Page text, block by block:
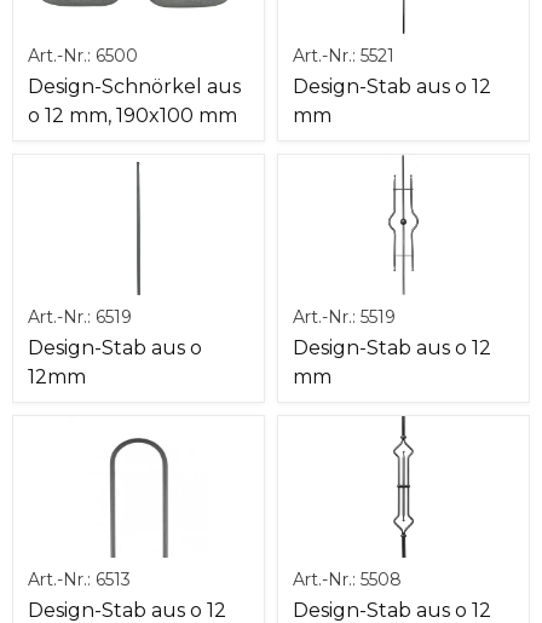
Art.-Nr.: 6500
Design-Schnörkel aus
o 12 mm, 190x100 mm
Art.-Nr.: 5521
Design-Stab aus o 12
mm
Art.-Nr.: 6519
Design-Stab aus o
12mm
Art.-Nr.: 5519
Design-Stab aus o 12
mm
Art.-Nr.: 6513
Design-Stab aus o 12
Art.-Nr.: 5508
Design-Stab aus o 12